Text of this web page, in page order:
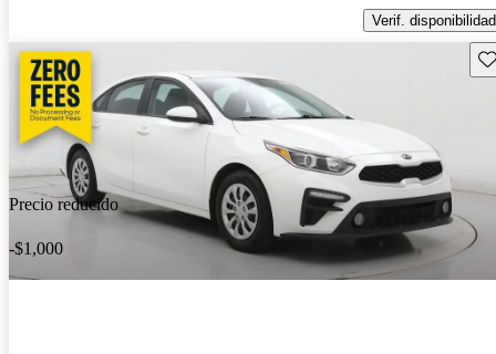
Verif. disponibilidad
Precio reducido
-$1,000